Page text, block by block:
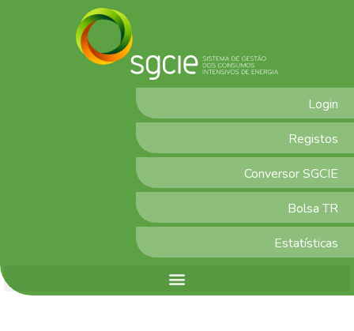
Login
Registos
Conversor SGCIE
Bolsa TR
Estatísticas